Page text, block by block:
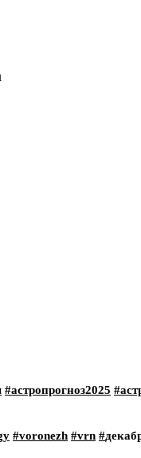
#астропрогноз2025
#voronezh #vrn #